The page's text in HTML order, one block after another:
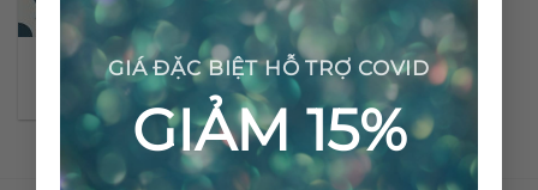
GIÁ ĐẶC BIỆT HỖ TRỢ COVID
GIẢM 15%
Gạch bông cổ điển CTS
129.2